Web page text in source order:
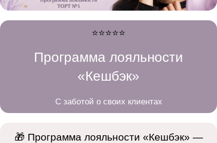
⭐⭐⭐⭐⭐
Программа лояльности
«Кешбэк»
С заботой о своих клиентах
🎁 Программа лояльности «Кешбэк» —